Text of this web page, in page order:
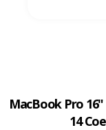
MacBook Pro 16"
14